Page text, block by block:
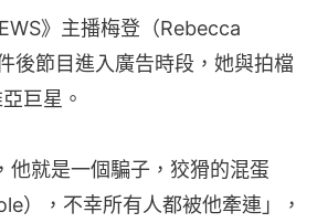
》主播梅登（Rebecca
後節目進入廣告時段，她與拍檔
巨星。
他就是一個騙子，狡猾的混蛋
），不幸所有人都被他牽連」，